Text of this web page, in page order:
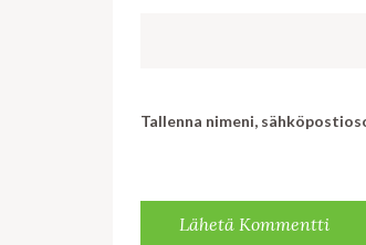
Tallenna nimeni,